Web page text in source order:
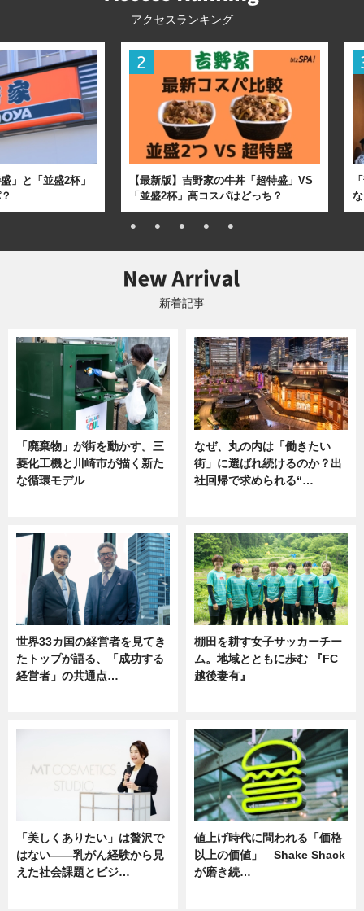
アクセスランキング
」と「並盛2杯」
【最新版】吉野家の牛丼「超特盛」VS
「並盛2杯」高コスパはどっち？
新着記事
「廃棄物」が街を動かす。三
菱化工機と川崎市が描く新た
な循環モデル
なぜ、丸の内は「働きたい
街」に選ばれ続けるのか？出
社回帰で求められる“…
世界33カ国の経営者を見てき
たトップが語る、「成功する
経営者」の共通点…
棚田を耕す女子サッカーチー
ム。地域とともに歩む 『FC
越後妻有』
「美しくありたい」は贅沢で
はない――乳がん経験から見
えた社会課題とビジ…
値上げ時代に問われる「価格
以上の価値」 Shake Shack
が磨き続…